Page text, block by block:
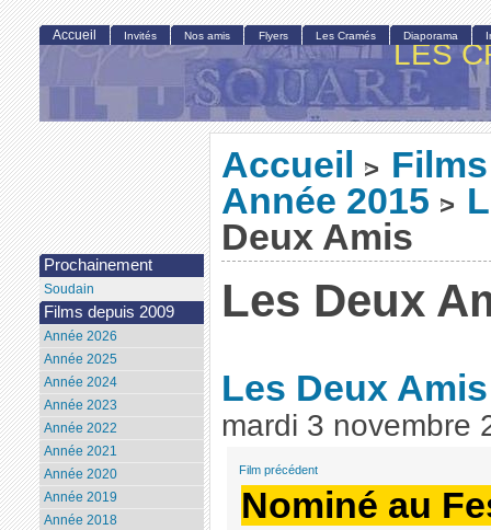
LES
Accueil >
Année 2015 >
Deux Amis
Les Deux
Les Deux
mardi 3 novembre
Film précédent
Nominé au
Accueil Invités Nos amis Flyers Les Cramés Diaporama
Prochainement
Soudain
Films depuis 2009
Année 2026
Année 2025
Année 2024
Année 2023
Année 2022
Année 2021
Année 2020
Année 2019
Année 2018